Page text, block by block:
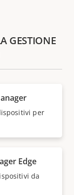
GESTIONE
per
Edge
da